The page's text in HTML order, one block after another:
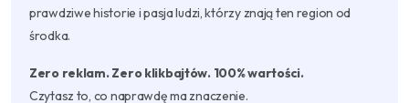
prawdziwe historie i pasja ludzi, którzy znają ten region od
środka.
Zero reklam. Zero klikbajtów. 100% wartości.
Czytasz to, co naprawdę ma znaczenie.